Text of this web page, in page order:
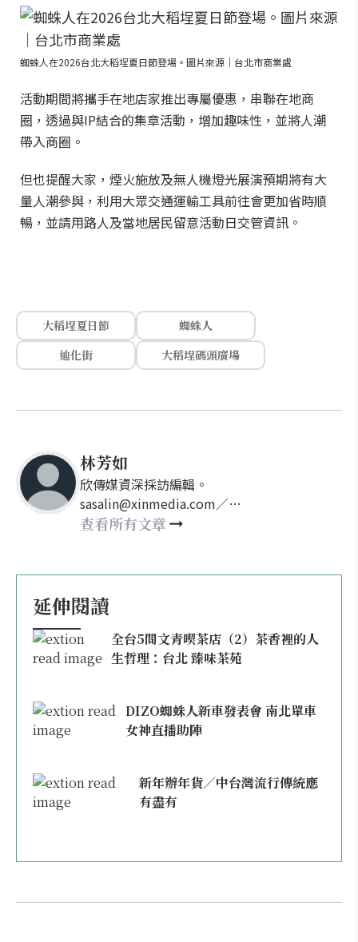
蜘蛛人在2026台北大稻埕夏日節登場。圖片來源｜台北市商業處
活動期間將攜手在地店家推出專屬優惠，串聯在地商
圈，透過與IP結合的集章活動，增加趣味性，並將人潮
帶入商圈。
但也提醒大家，煙火施放及無人機燈光展演預期將有大
量人潮參與，利用大眾交通運輸工具前往會更加省時順
暢，並請用路人及當地居民留意活動日交管資訊。
大稻埕夏日節
蜘蛛人
迪化街
大稻埕碼頭廣場
林芳如
欣傳媒資深採訪編輯。
sasalin@xinmedia.com／
happy21917@gmail.com
查看所有文章
延伸閱讀
全台5間文青喫茶店（2）茶香裡的人
生哲理：台北 臻味茶苑
DIZO蜘蛛人新車發表會 南北單車
女神直播助陣
新年辦年貨／中台灣流行傳統應
有盡有